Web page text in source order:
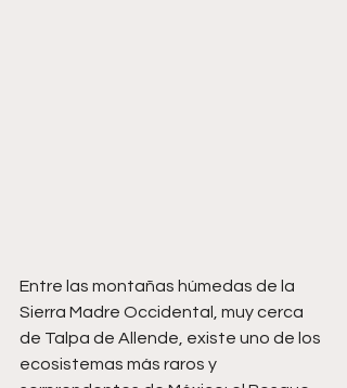
Entre las montañas húmedas de la
Sierra Madre Occidental, muy cerca
de Talpa de Allende, existe uno de los
ecosistemas más raros y